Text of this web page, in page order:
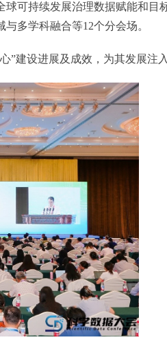
可持续发展治理数据赋能和目
多学科融合等12个分会场。
建设进展及成效，为其发展注